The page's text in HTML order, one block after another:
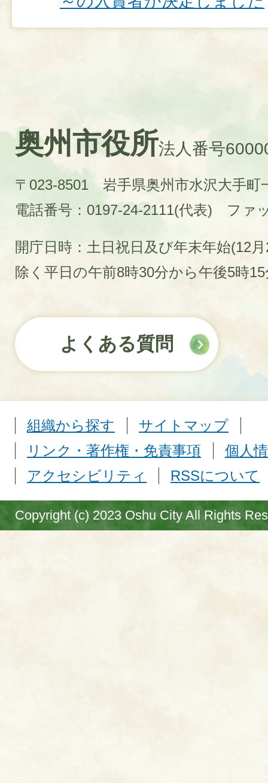
奥州市役所法人番号
〒023-8501 岩手県奥州市水沢大手町
電話番号：0197-24-2111(代表)
ファ
開庁日時：土日祝日及び年末年始(12
除く平日の午前8時30分から午後5時
よくある質問
組織から探す
サイトマップ
リンク・著作権・免責事項
個人
アクセシビリティ
RSSについて
Copyright (c) 2023 Oshu City All Rights